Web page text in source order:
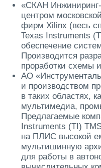
«СКАН
центром
фирм Xilinx (весь
Texas Instruments
обеспечение
Производится
проработки схемы
АО
и производством
в таких областях,
мультимедиа,
Предлагаемые
Instruments (TI)
на ПЛИС высокой
мультишинную
для работы в